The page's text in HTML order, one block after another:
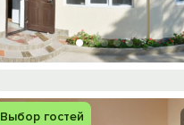
Выбор гостей